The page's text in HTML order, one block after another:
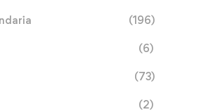
(196)
(6)
(73)
(2)